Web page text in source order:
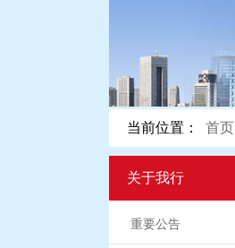
当前位置： 首页
关于我行
重要公告